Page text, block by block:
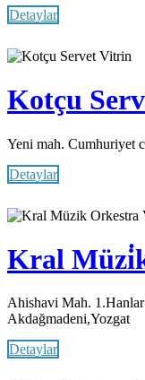
Detaylar
Vitrin
Kotçu
Yeni mah. Cumhuriyet
Detaylar
Kral
Ahishavi Mah.
Akdağmadeni,Yozgat
Detaylar